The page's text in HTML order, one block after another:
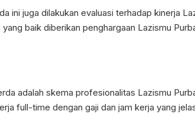
ini juga dilakukan evaluasi terhadap kinerja
baik diberikan penghargaan Lazismu
adalah skema profesionalitas Lazismu
full-time dengan gaji dan jam kerja yang